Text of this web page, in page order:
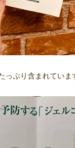
っぷり含まれていま